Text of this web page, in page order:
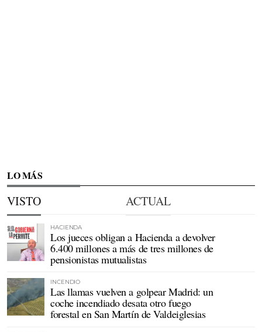
LO MÁS
VISTO ACTUAL
HACIENDA
Los jueces obligan a Hacienda a devolver
6.400 millones a más de tres millones de
pensionistas mutualistas
INCENDIO
Las llamas vuelven a golpear Madrid: un
coche incendiado desata otro fuego
forestal en San Martín de Valdeiglesias